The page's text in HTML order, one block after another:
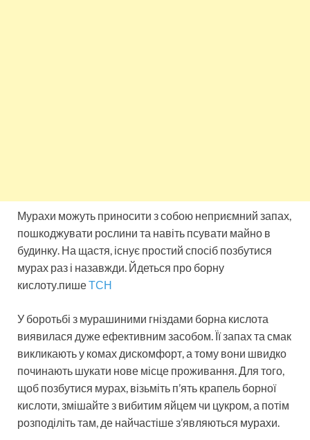
Мурахи можуть приносити з собою неприємний запах,
пошкоджувати рослини та навіть псувати майно в
будинку. На щастя, існує простий спосіб позбутися
мурах раз і назавжди. Йдеться про борну
кислоту.пишеТСН
У боротьбі з мурашиними гніздами борна кислота
виявилася дуже ефективним засобом. Її запах та смак
викликають у комах дискомфорт, а тому вони швидко
починають шукати нове місце проживання. Для того,
щоб позбутися мурах, візьміть п’ять крапель борної
кислоти, змішайте з вибитим яйцем чи цукром, а потім
розподіліть там, де найчастіше з’являються мурахи.